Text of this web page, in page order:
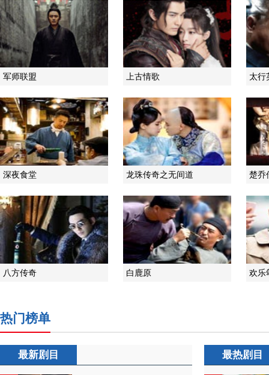
军师联盟 上古情歌 太行
深夜食堂 龙珠传奇之无间道 楚乔
八方传奇 白鹿原 欢乐
热门榜单
最新剧目 最热剧目